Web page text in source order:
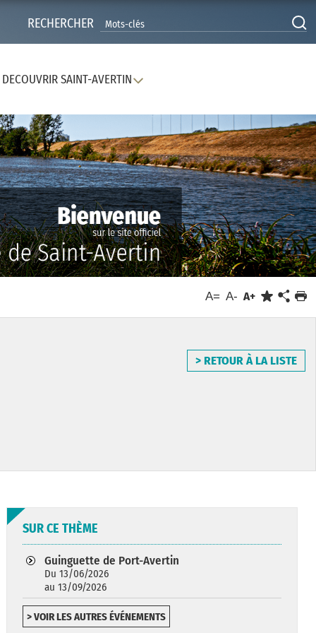
RECHERCHER
DECOUVRIR SAINT-AVERTIN
A= A- A+
> RETOUR À LA LISTE
SUR CE THÈME
Guinguette de Port-Avertin
Du 13/06/2026
au 13/09/2026
> VOIR LES AUTRES ÉVÉNEMENTS